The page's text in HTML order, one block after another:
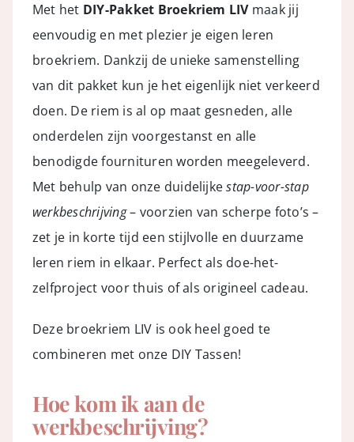
Met het DIY-Pakket Broekriem LIVmaak jij
eenvoudig en met plezier je eigen leren
broekriem. Dankzij de unieke samenstelling
van dit pakket kun je het eigenlijk niet verkeerd
doen. De riem is al op maat gesneden, alle
onderdelen zijn voorgestanst en alle
benodigde fournituren worden meegeleverd.
Met behulp van onze duidelijkestap-voor-stap
werkbeschrijving– voorzien van scherpe foto’s –
zet je in korte tijd een stijlvolle en duurzame
leren riem in elkaar. Perfect als doe-het-
zelfproject voor thuis of als origineel cadeau.
Deze broekriem LIV is ook heel goed te
combineren met onze DIY Tassen!
Hoe kom ik aan de
werkbeschrijving?